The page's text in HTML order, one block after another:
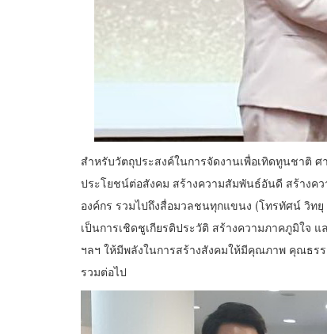
สำหรับวัตถุประสงค์ในการจัดงานเพื่อเทิดทูนชาติ
ประโยชน์ต่อสังคม สร้างความสัมพันธ์อันดี สร้างค
องค์กร รวมไปถึงสื่อมวลชนทุกแขนง (โทรทัศน์ วิท
เป็นการเชิดชูเกียรติประวัติ สร้างความภาคภูมิใจ
ฯลฯ ให้มีพลังในการสร้างสังคมให้มีคุณภาพ คุณธ
รวมต่อไป